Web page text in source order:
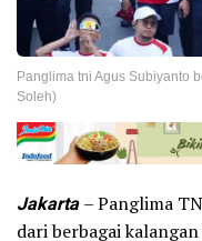
Panglima tni Agus Subiyanto
Soleh)
Jakarta– Panglima
dari berbagai